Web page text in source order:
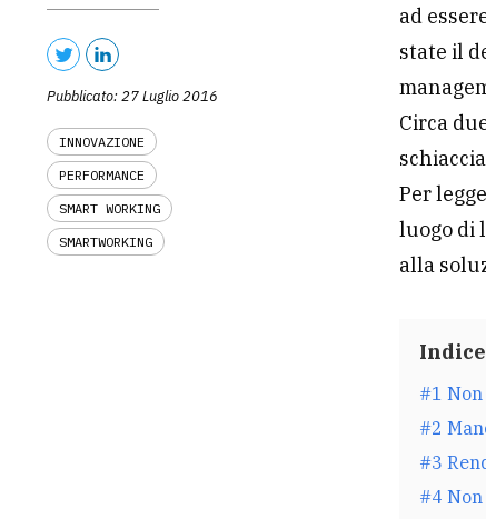
Pubblicato: 27 Luglio 2016
INNOVAZIONE
PERFORMANCE
SMART WORKING
SMARTWORKING
ad
state il
Circa
Per
luogo di
alla
Indice
#1
#2
#3
#4